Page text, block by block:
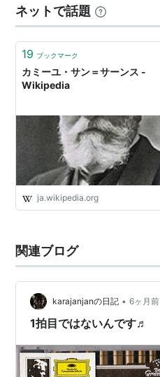
ネットで話題
19 ブックマーク
カミーユ・サン＝サーンス -
Wikipedia
ja.wikipedia.org
関連ブログ
karajanjanの日記 • 6ヶ月前
1拍目ではないんです♬